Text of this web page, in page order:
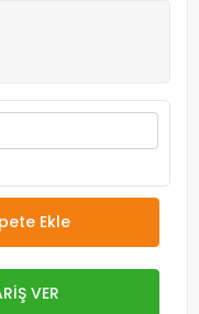
Ekle
VER